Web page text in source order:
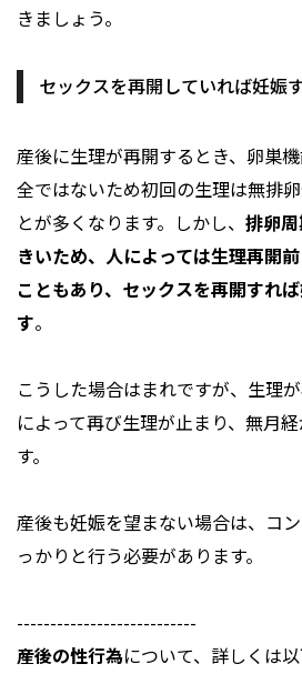
きましょう。
セックスを再開していれば妊娠
産後に生理が再開するとき、卵巣
全ではないため初回の生理は無排
とが多くなります。しかし、 排卵
きいため、人によっては生理再開
こともあり、セックスを再開すれ
す。
こうした場合はまれですが、生理
によって再び生理が止まり、無月
す。
産後も妊娠を望まない場合は、コ
っかりと行う必要があります。
---------------------------
産後の性行為について、詳しくは